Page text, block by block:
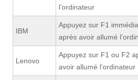
l’ordinateur
IBM
Appuyez sur F1
après avoir allumé
Lenovo
Appuyez sur F1 ou F2
avoir allumé l’ordinateur